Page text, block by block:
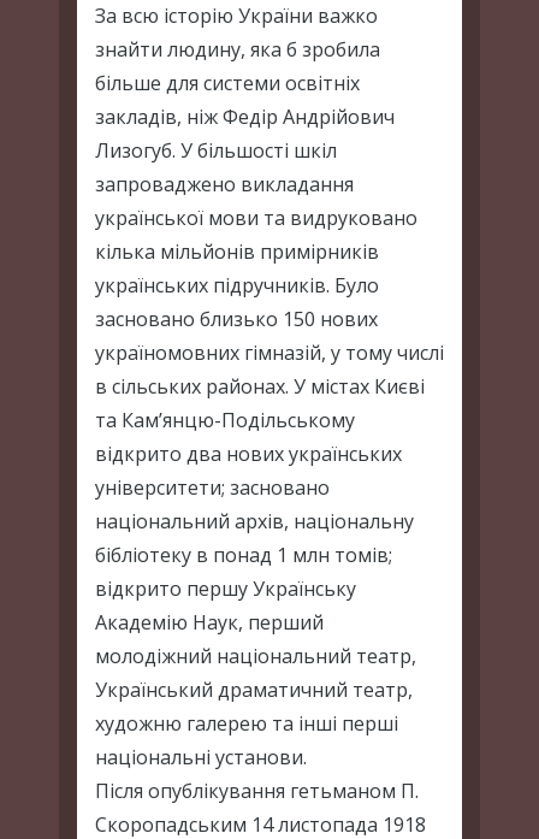
За всю історію України важко
знайти людину, яка б зробила
більше для системи освітніх
закладів, ніж Федір Андрійович
Лизогуб. У більшості шкіл
запроваджено викладання
української мови та видруковано
кілька мільйонів примірників
українських підручників. Було
засновано близько 150 нових
україномовних гімназій, у тому числі
в сільських районах. У містах Києві
та Кам’янцю-Подільському
відкрито два нових українських
університети; засновано
національний архів, національну
бібліотеку в понад 1 млн томів;
відкрито першу Українську
Академію Наук, перший
молодіжний національний театр,
Український драматичний театр,
художню галерею та інші перші
національні установи.
Після опублікування гетьманом П.
Скоропадським 14 листопада 1918